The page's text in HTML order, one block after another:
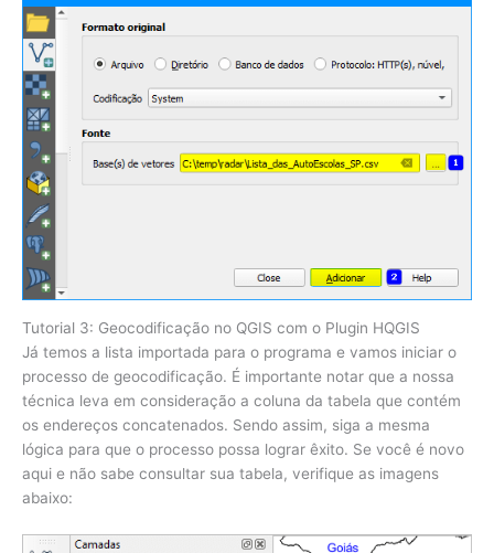
Tutorial 3: Geocodificação no QGIS com o Plugin HQGIS
Já temos a lista importada para o programa e vamos iniciar o
processo de geocodificação. É importante notar que a nossa
técnica leva em consideração a coluna da tabela que contém
os endereços concatenados. Sendo assim, siga a mesma
lógica para que o processo possa lograr êxito. Se você é novo
aqui e não sabe consultar sua tabela, verifique as imagens
abaixo: